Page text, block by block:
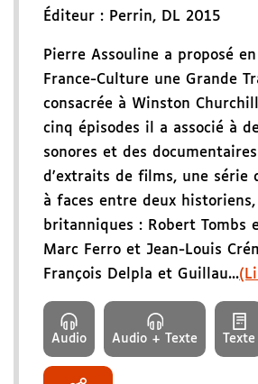
Éditeur : Perrin, DL 2015
Pierre Assouline a proposé
France-Culture une Grande
consacrée à Winston
cinq épisodes il a associé à
sonores et des
d'extraits de films, une série
à faces entre deux
britanniques : Robert Tombs
Marc Ferro et Jean-Louis
François Delpla et Guillau...
Audio Audio + Texte Texte